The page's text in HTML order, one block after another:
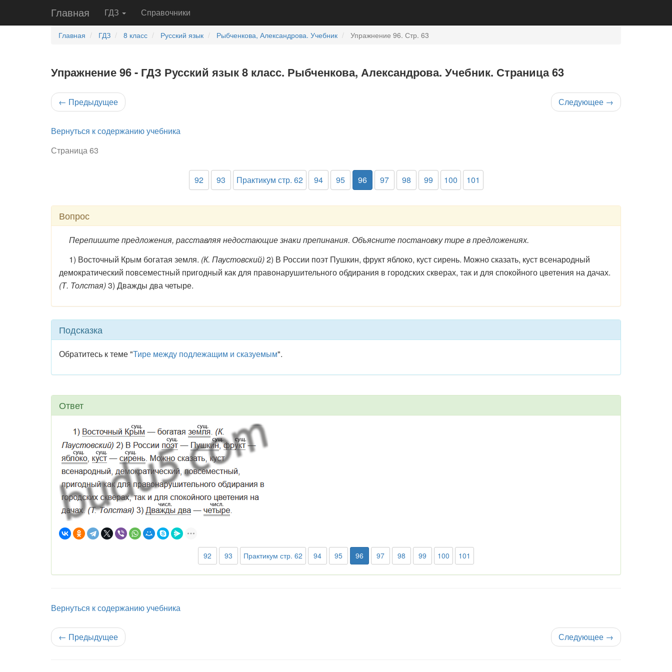
Главная ГДЗ Справочники
Главная ГДЗ 8 класс Русский язык Рыбченкова, Александрова. Учебник Упражнение 96. Стр. 63
Упражнение 96 - ГДЗ Русский язык 8 класс. Рыбченкова, Александрова. Учебник. Страница 63
← Предыдущее Следующее →
Вернуться к содержанию учебника
Страница 63
92 93 Практикум стр. 62 94 95 96 97 98 99 100 101
Вопрос
Перепишите предложения, расставляя недостающие знаки препинания. Объясните постановку тире в предложениях.
1) Восточный Крым богатая земля. (К. Паустовский)2) В России поэт Пушкин, фрукт яблоко, куст сирень. Можно сказать, куст всенародный
демократический повсеместный пригодный как для правонарушительного обдирания в городских скверах, так и для спокойного цветения на дачах.
(Т. Толстая)3) Дважды два четыре.
Подсказка
Обратитесь к теме "Тире между подлежащим и сказуемым".
Ответ
92 93 Практикум стр. 62 94 95 96 97 98 99 100 101
Вернуться к содержанию учебника
← Предыдущее Следующее →